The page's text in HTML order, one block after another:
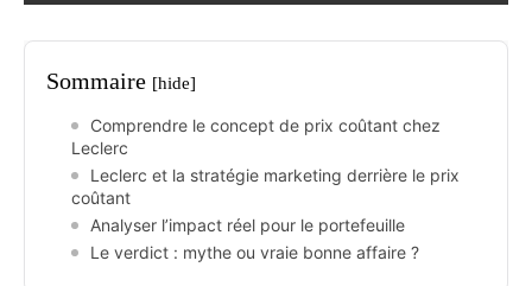
Sommaire [hide]
Comprendre le concept de prix coûtant chez
Leclerc
Leclerc et la stratégie marketing derrière le prix
coûtant
Analyser l’impact réel pour le portefeuille
Le verdict : mythe ou vraie bonne affaire ?